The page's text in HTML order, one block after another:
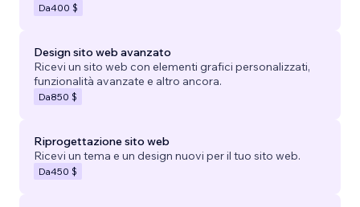
Da400 $
Design sito web avanzato
Ricevi un sito web con elementi grafici personalizzati,
funzionalità avanzate e altro ancora.
Da850 $
Riprogettazione sito web
Ricevi un tema e un design nuovi per il tuo sito web.
Da450 $